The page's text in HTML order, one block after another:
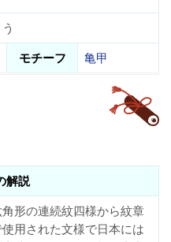
モチーフ 亀甲
解説
形の連続紋四様から紋章
用された文様で日本には